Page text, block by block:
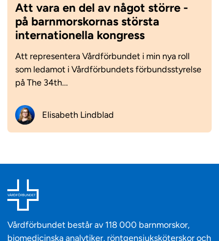
Att vara en del av något större -
på barnmorskornas största
internationella kongress
Att representera Vårdförbundet i min nya roll
som ledamot i Vårdförbundets förbundsstyrelse
på The 34th...
Elisabeth Lindblad
Vårdförbundet består av 118 000 barnmorskor,
biomedicinska analytiker, röntgensjuksköterskor och